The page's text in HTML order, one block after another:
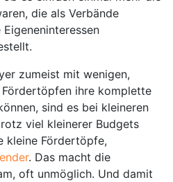
die als Verbände
zumeist mit wenigen,
ihre komplette
sind es bei kleineren
viel kleinerer Budgets
kleine Fördertöpfe,
. Das macht die
oft unmöglich. Und damit